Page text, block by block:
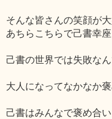
そんな皆さんの笑顔が
あちらこちらで己書幸
己書の世界では失敗な
大人になってなかなか
己書はみんなで褒め合